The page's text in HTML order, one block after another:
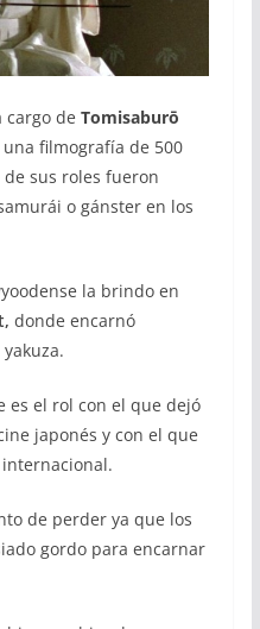
cargo de Tomisaburō
filmografía de 500
sus roles fueron
o gánster en los
la brindo en
donde encarnó
es el rol con el que dejó
japonés y con el que
de perder ya que los
gordo para encarnar